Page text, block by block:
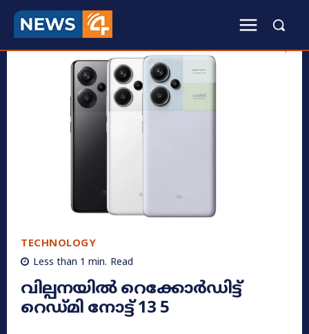
TECHNOLOGY
Less than 1 min. Read
വില്പനയിൽ റെക്കോർഡിട്ട്
റെഡ്മി നോട്ട് 13 5